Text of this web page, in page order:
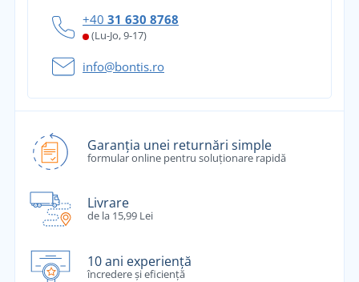
+40 31 630 8768
(Lu-Jo, 9-17)
info@bontis.ro
Garanția unei returnări simple
formular online pentru soluționare rapidă
Livrare
de la 15,99 Lei
10 ani experiență
încredere și eficiență